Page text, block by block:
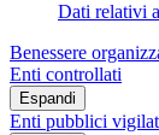
Dati relativi
Benessere
Enti controllati
Espandi
Enti pubblici